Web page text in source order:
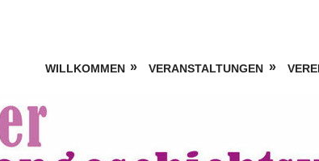
WILLKOMMEN VERANSTALTUNGEN